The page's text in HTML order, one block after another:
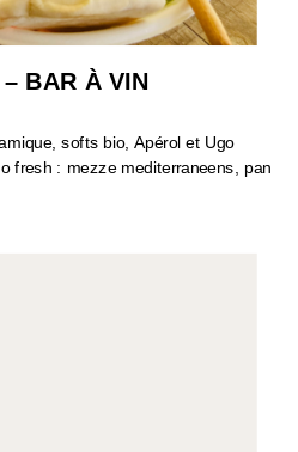
– BAR À VIN
softs bio, Apérol et Ugo
fresh : mezze mediterraneens, pan